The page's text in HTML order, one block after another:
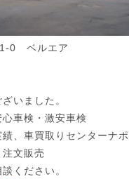
ベルエア
いました。
車検・激安車検
績、車買取りセンターナ
文販売
ください。